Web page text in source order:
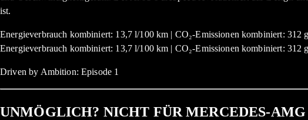
ist.
Energieverbrauch kombiniert: 13,7 l/100 km | CO₂-Emissionen kombiniert: 312
Energieverbrauch kombiniert: 13,7 l/100 km | CO₂-Emissionen kombiniert: 312
Driven by Ambition: Episode 1
UNMÖGLICH? NICHT FÜR MERCEDES-AMG